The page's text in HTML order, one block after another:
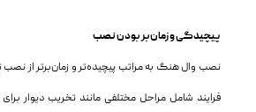
پیچیدگی و زمان‌بر بودن نصب
نصب وال هنگ به مراتب پیچیده‌تر و زمان‌برتر از نصب
فرایند شامل مراحل مختلفی مانند تخریب دیوار